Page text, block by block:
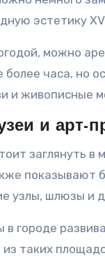
эстетику
можно
более часа, но
и живописные
и арт-
заглянуть
показывают
узлы, шлюзы и
в городе
таких